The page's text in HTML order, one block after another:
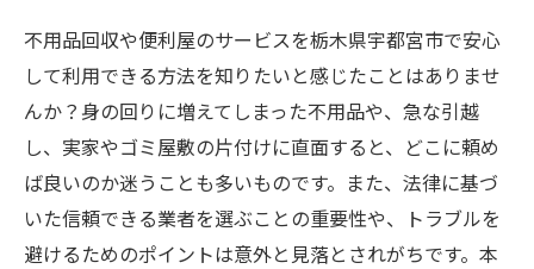
不用品回収や便利屋のサービスを栃木県宇都宮市で安心
して利用できる方法を知りたいと感じたことはありませ
んか？身の回りに増えてしまった不用品や、急な引越
し、実家やゴミ屋敷の片付けに直面すると、どこに頼め
ば良いのか迷うことも多いものです。また、法律に基づ
いた信頼できる業者を選ぶことの重要性や、トラブルを
避けるためのポイントは意外と見落とされがちです。本